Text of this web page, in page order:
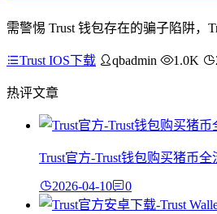
需警惕 Trust 钱包存在的骗子陷阱
Trust IOS下载 qbadmin 1.0K
热评文章
Trust官方-Trust钱包购买猪币全
2026-04-10 0